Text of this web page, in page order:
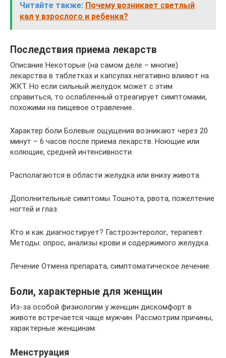
Читайте также: Почему возникает светлый
кал у взрослого и ребенка?
Последствия приема лекарств
Описание Некоторые (на самом деле – многие)
лекарства в таблетках и капсулах негативно влияют на
ЖКТ. Но если сильный желудок может с этим
справиться, то ослабленный отреагирует симптомами,
похожими на пищевое отравление.
Характер боли Болевые ощущения возникают через 20
минут – 6 часов после приема лекарств. Ноющие или
колющие, средней интенсивности.
Располагаются в области желудка или внизу живота.
Дополнительные симптомы Тошнота, рвота, пожелтение
ногтей и глаз.
Кто и как диагностирует? Гастроэнтеролог, терапевт.
Методы: опрос, анализы крови и содержимого желудка.
Лечение Отмена препарата, симптоматическое лечение.
Боли, характерные для женщин
Из-за особой физиологии у женщин дискомфорт в
животе встречается чаще мужчин. Рассмотрим причины,
характерные женщинам.
Менструация